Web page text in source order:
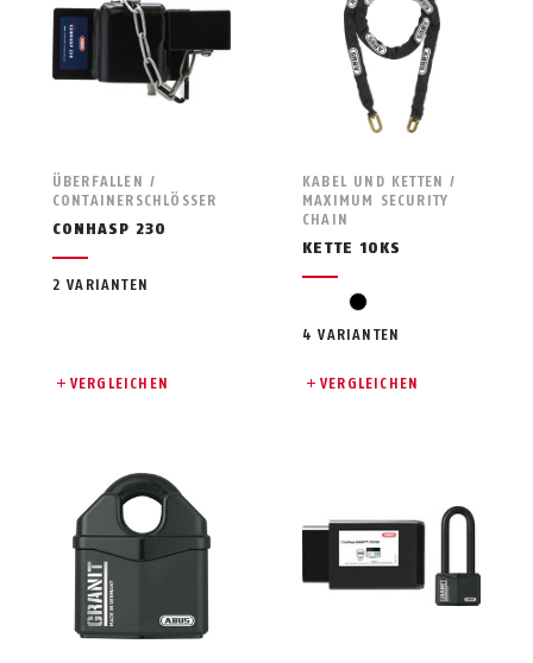
ÜBERFALLEN /
CONTAINERSCHLÖSSER
CONHASP 230
2 VARIANTEN
VERGLEICHEN
KABEL UND KETTEN /
MAXIMUM SECURITY
CHAIN
KETTE 10KS
black
4 VARIANTEN
VERGLEICHEN